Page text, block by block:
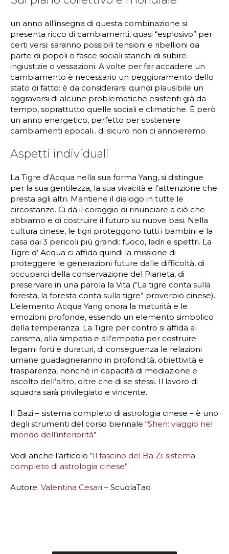
un anno all’insegna di questa combinazione si
presenta ricco di cambiamenti, quasi “esplosivo” per
certi versi: saranno possibili tensioni e ribellioni da
parte di popoli o fasce sociali stanchi di subire
ingiustizie o vessazioni. A volte per far accadere un
cambiamento è necessario un peggioramento dello
stato di fatto: è da considerarsi quindi plausibile un
aggravarsi di alcune problematiche esistenti già da
tempo, soprattutto quelle sociali e climatiche. È però
un anno energetico, perfetto per sostenere
cambiamenti epocali.. di sicuro non ci annoieremo.
Aspetti individuali
La Tigre d’Acqua nella sua forma Yang, si distingue
per la sua gentilezza, la sua vivacità e l’attenzione che
presta agli altri. Mantiene il dialogo in tutte le
circostanze. Ci dà il coraggio di rinunciare a ciò che
abbiamo e di costruire il futuro su nuove basi. Nella
cultura cinese, le tigri proteggono tutti i bambini e la
casa dai 3 pericoli più grandi: fuoco, ladri e spettri. La
Tigre d’ Acqua ci affida quindi la missione di
proteggere le generazioni future dalle difficoltà, di
occuparci della conservazione del Pianeta, di
preservare in una parola la Vita (“La tigre conta sulla
foresta, la foresta conta sulla tigre” proverbio cinese).
L’elemento Acqua Yang onora la maturità e le
emozioni profonde, essendo un elemento simbolico
della temperanza. La Tigre per contro si affida al
carisma, alla simpatia e all’empatia per costruire
legami forti e duraturi, di conseguenza le relazioni
umane guadagneranno in profondità, obiettività e
trasparenza, nonché in capacità di mediazione e
ascolto dell’altro, oltre che di se stessi. Il lavoro di
squadra sarà privilegiato e vincente.
Il Bazi – sistema completo di astrologia cinese – è uno
degli strumenti del corso biennale “Shen: viaggio nel
mondo dell’interiorità”
Vedi anche l’articolo “Il fascino del Ba Zi: sistema
completo di astrologia cinese”
Autore: Valentina Cesari – ScuolaTao